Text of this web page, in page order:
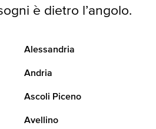
è dietro l’angolo.
Alessandria
Andria
Ascoli Piceno
Avellino